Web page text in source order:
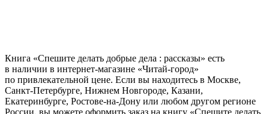
Книга «Спешите делать добрые дела : рассказы» есть
в наличии в интернет-магазине «Читай-город»
по привлекательной цене. Если вы находитесь в Москве,
Санкт-Петербурге, Нижнем Новгороде, Казани,
Екатеринбурге, Ростове-на-Дону или любом другом регионе